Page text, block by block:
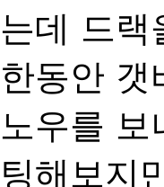
는데 드랙
한동안 갯
노우를 보
팅해보지